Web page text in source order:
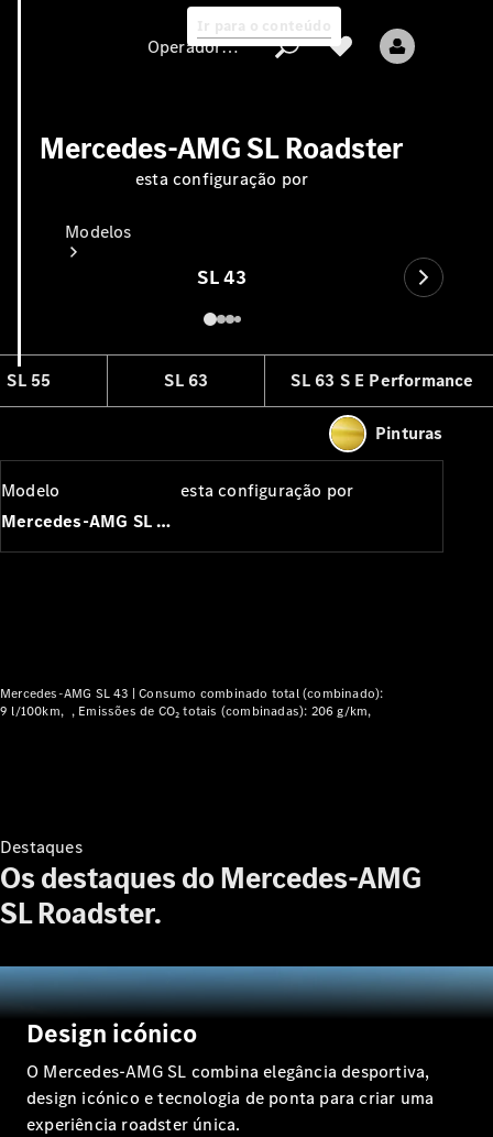
Operadora/proteção
Modelos
Todos os modelos
Modelos elétricos
Modelos híbridos plug-in
Todas as
Limousine
Classe C
Limousine
NovoElétrico
EQE
Limousine
NovoElétrico
Classe E
Limousine
Novo
Classe S
Classe S
Limousine
Mercedes-
Operadora/proteção de dados
Mercedes-AMG SL Roadster
esta configuração por
SL 43
SL 55 SL 63 SL 63 S E Performance
Pinturas
Modelo
Mercedes-AMG SL Roadster
esta configuração por
Mercedes-AMG SL 43 |Consumo combinado total (combinado):
9 l/100km
Emissões de CO₂ totais (combinadas): 206 g/km
Destaques
Os destaques do Mercedes-AMG
SL Roadster.
Design icónico
O Mercedes-AMG SL combina elegância desportiva,
design icónico e tecnologia de ponta para criar uma
experiência roadster única.